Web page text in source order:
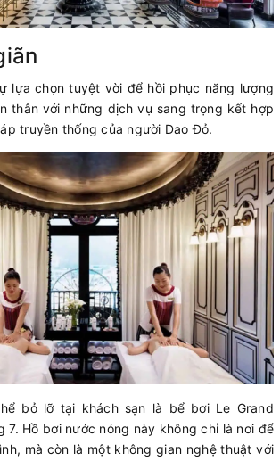
lựa chọn tuyệt vời để hồi phục năng lượng
thân với những dịch vụ sang trọng kết hợp
truyền thống của người Dao Đỏ.
bỏ lỡ tại khách sạn là bể bơi Le Grand
7. Hồ bơi nước nóng này không chỉ là nơi để
mà còn là một không gian nghệ thuật với